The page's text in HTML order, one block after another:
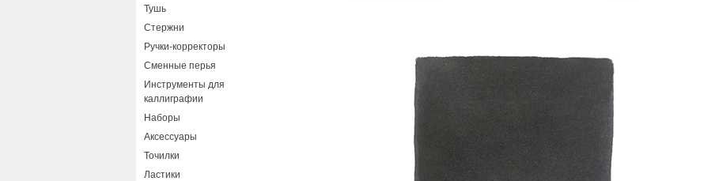
Тушь
Стержни
Ручки-корректоры
Сменные перья
Инструменты для
каллиграфии
Наборы
Аксессуары
Точилки
Ластики